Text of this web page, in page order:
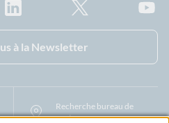
à la Newsletter
Recherche bureau de
poste